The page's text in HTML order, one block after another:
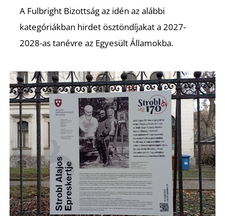
A Fulbright Bizottság az idén az alábbi
kategóriákban hirdet ösztöndíjakat a 2027-
2028-as tanévre az Egyesült Államokba.